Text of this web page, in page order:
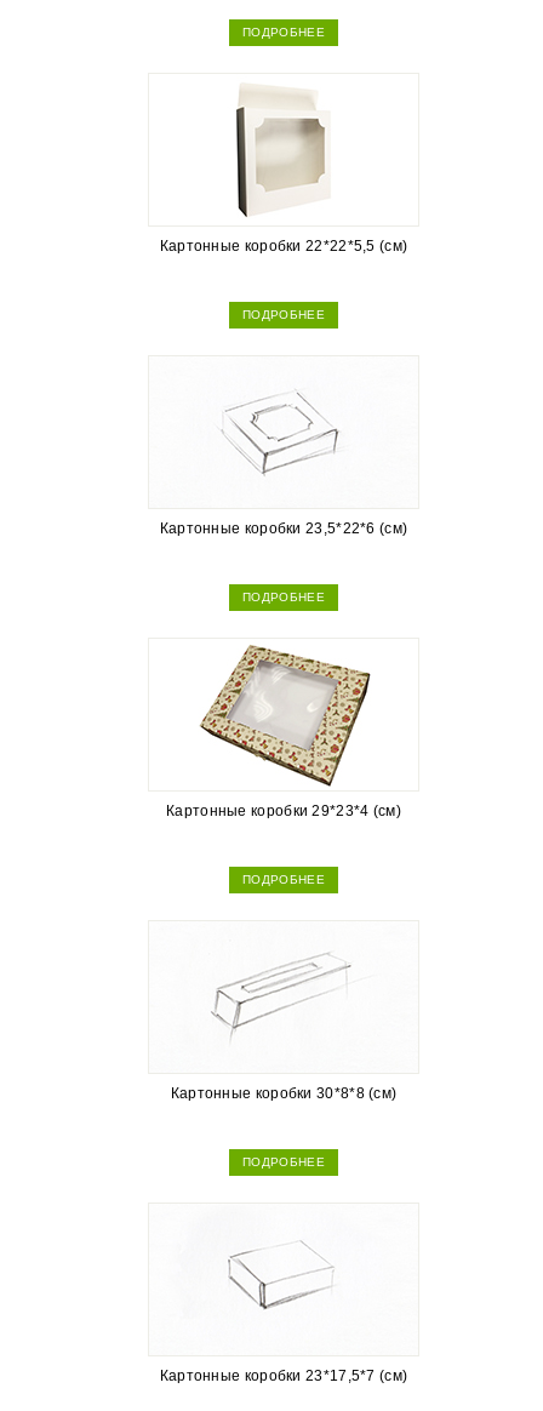
ПОДРОБНЕЕ
Картонные коробки 22*22*5,5 (см)
ПОДРОБНЕЕ
Картонные коробки 23,5*22*6 (см)
ПОДРОБНЕЕ
Картонные коробки 29*23*4 (см)
ПОДРОБНЕЕ
Картонные коробки 30*8*8 (см)
ПОДРОБНЕЕ
Картонные коробки 23*17,5*7 (см)